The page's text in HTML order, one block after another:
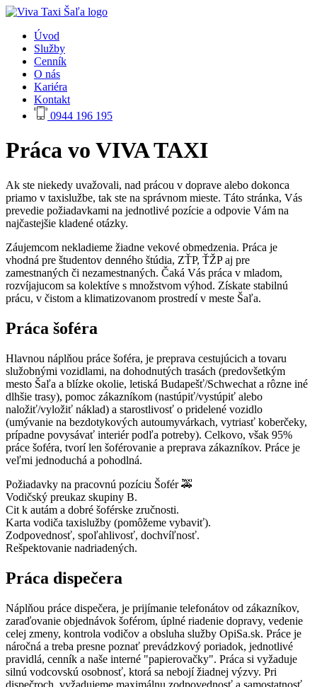
Úvod
Služby
Cenník
O nás
Kariéra
Kontakt
0944 196 195
Práca vo VIVA TAXI
Ak ste niekedy uvažovali, nad prácou v doprave alebo dokonca
priamo v taxislužbe, tak ste na správnom mieste. Táto stránka, Vás
prevedie požiadavkami na jednotlivé pozície a odpovie Vám na
najčastejšie kladené otázky.
Záujemcom nekladieme žiadne vekové obmedzenia. Práca je
vhodná pre študentov denného štúdia, ZŤP, ŤŽP aj pre
zamestnaných či nezamestnaných. Čaká Vás práca v mladom,
rozvíjajucom sa kolektíve s množstvom výhod. Získate stabilnú
prácu, v čistom a klimatizovanom prostredí v meste Šaľa.
Práca šoféra
Hlavnou náplňou práce šoféra, je preprava cestujúcich a tovaru
služobnými vozidlami, na dohodnutých trasách (predovšetkým
mesto Šaľa a blízke okolie, letiská Budapešť/Schwechat a rôzne iné
dlhšie trasy), pomoc zákazníkom (nastúpiť/vystúpiť alebo
naložiť/vyložiť náklad) a starostlivosť o pridelené vozidlo
(umývanie na bezdotykových autoumyvárkach, vytriasť koberčeky,
prípadne povysávať interiér podľa potreby). Celkovo, však 95%
práce šoféra, tvorí len šoférovanie a preprava zákazníkov. Práce je
veľmi jednoduchá a pohodlná.
Požiadavky na pracovnú pozíciu Šofér 🚕
Vodičský preukaz skupiny B.
Cit k autám a dobré šoférske zručnosti.
Karta vodiča taxislužby (pomôžeme vybaviť).
Zodpovednosť, spoľahlivosť, dochvíľnosť.
Rešpektovanie nadriadených.
Práca dispečera
Náplňou práce dispečera, je prijímanie telefonátov od zákazníkov,
zaraďovanie objednávok šoférom, úplné riadenie dopravy, vedenie
celej zmeny, kontrola vodičov a obsluha služby OpiSa.sk. Práce je
náročná a treba presne poznať prevádzkový poriadok, jednotlivé
pravidlá, cenník a naše interné "papierovačky". Práca si vyžaduje
silnú vodcovskú osobnosť, ktorá sa nebojí žiadnej výzvy. Pri
dispečroch, vyžadujeme maximálnu zodpovednosť a samostatnosť .